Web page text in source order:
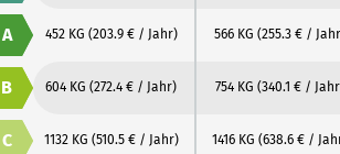
A 452 KG (203.9 € / Jahr) 566 KG (255.3 € /
B 604 KG (272.4 € / Jahr) 754 KG (340.1 € /
C 1132 KG (510.5 € / Jahr) 1416 KG (638.6 € /